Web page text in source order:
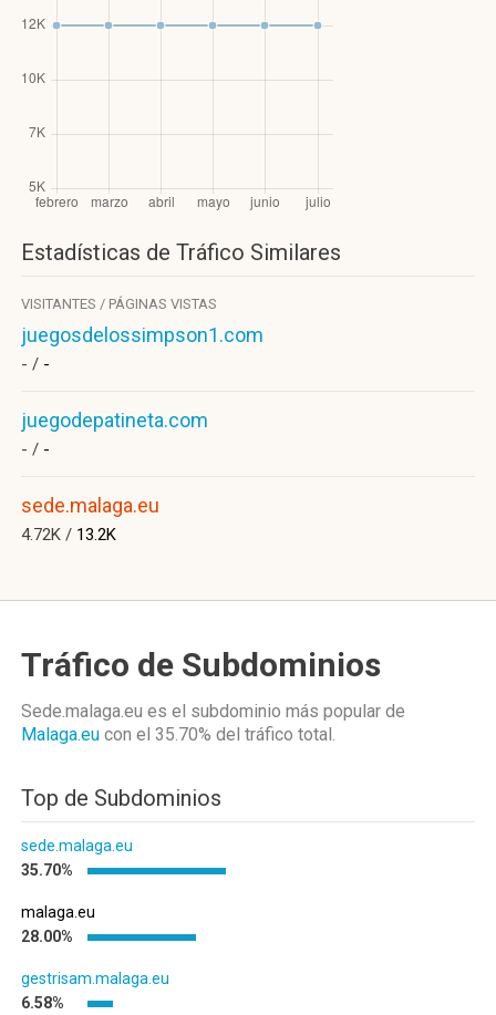
Estadísticas de Tráfico Similares
VISITANTES / PÁGINAS VISTAS
juegosdelossimpson1.com
- / -
juegodepatineta.com
- / -
sede.malaga.eu
4.72K / 13.2K
Tráfico de Subdominios
Sede.malaga.eu es el subdominio más popular de
Malaga.eu con el 35.70% del tráfico total.
Top de Subdominios
sede.malaga.eu
35.70%
malaga.eu
28.00%
gestrisam.malaga.eu
6.58%